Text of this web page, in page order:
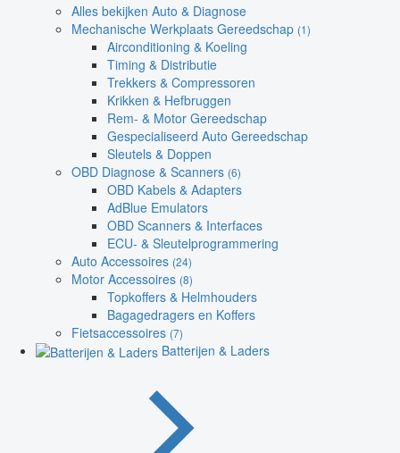
Alles bekijken Auto & Diagnose
Mechanische Werkplaats Gereedschap (1)
Airconditioning & Koeling
Timing & Distributie
Trekkers & Compressoren
Krikken & Hefbruggen
Rem- & Motor Gereedschap
Gespecialiseerd Auto Gereedschap
Sleutels & Doppen
OBD Diagnose & Scanners (6)
OBD Kabels & Adapters
AdBlue Emulators
OBD Scanners & Interfaces
ECU- & Sleutelprogrammering
Auto Accessoires (24)
Motor Accessoires (8)
Topkoffers & Helmhouders
Bagagedragers en Koffers
Fietsaccessoires (7)
Batterijen & Laders